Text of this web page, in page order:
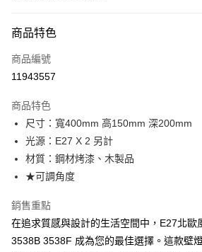
信用卡一次付款
LINE Pay
街口支付
悠遊付
Google Pay
全盈+PAY
AFTEE先享後付
相關說明
商品特色
商品編號
11943557
商品特色
尺寸：寬400mm 高150mm 深200mm
光源：E27 X 2 另計
材質：鋼材烤漆、木製品
★可調角度
銷售重點
在追求質感與設計的生活空間中，E27北
3538B 3538F 成為您的最佳選擇。這款壁